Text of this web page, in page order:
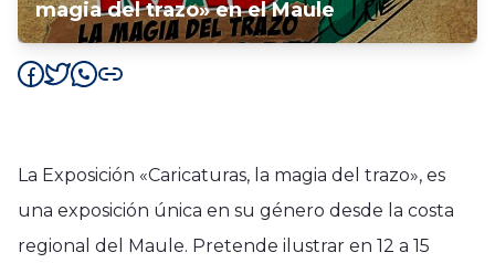
magia del trazo» en el Maule
La Exposición «Caricaturas, la magia del trazo», es
una exposición única en su género desde la costa
regional del Maule. Pretende ilustrar en 12 a 15